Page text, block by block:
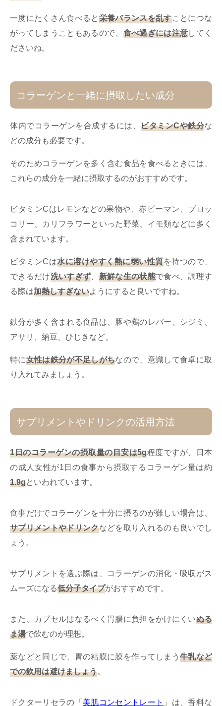
一度にたくさん食べると 栄養バランスを乱すことにつな
がってしまうこともあるので、 食べ過ぎには注意してく
ださいね。
コラーゲンと一緒に摂取したい成分
体内でコラーゲンを合成するには、 ビタミンCや鉄分な
どの成分も必要です。
そのためコラーゲンを多く含む食品を食べるときには、
これらの成分を一緒に摂取するのがおすすめです。
ビタミンCはレモンなどの果物や、赤ピーマン、ブロッ
コリー、カリフラワーといった野菜、イモ類などに多く
含まれています。
ビタミンCは水に溶けやすく熱に弱い性質を持つので、
できるだけ洗いすぎず 新鮮な生の状態で食べ、調理す
る際は加熱しすぎないようにすると良いですね。
鉄分が多く含まれる食品は、豚や鶏のレバー、シジミ、
アサリ、納豆、ひじきなど。
特に女性は鉄分が不足しがちなので、意識して食卓に取
り入れてみましょう。
サプリメントやドリンクの活用方法
1日のコラーゲンの摂取量の目安は5g程度ですが、日本
の成人女性が1日の食事から摂取するコラーゲン量は約
1.9gといわれています。
食事だけでコラーゲンを十分に摂るのが難しい場合は、
サプリメントやドリンクなどを取り入れるのも良いでし
ょう。
サプリメントを選ぶ際は、コラーゲンの消化・吸収がス
ムーズになる低分子タイプがおすすめです。
また、カプセルはなるべく胃腸に負担をかけにくいぬる
ま湯で飲むのが理想。
薬などと同じで、胃の粘膜に膜を作ってしまう 牛乳など
での飲用は避けましょう。
ドクターリセラの「 美肌コンセントレート 」は、香料な